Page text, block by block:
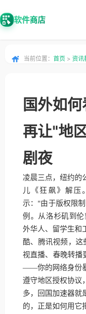
软件商店
当前位置： 首页 > 资讯
国外如
再让"地
剧夜
凌晨三点，纽约的
儿《狂飙》解压
示："由于版权限
例。从洛杉矶到
外华人、留学生和
酷、腾讯视频，这
视直播、春晚转播
——你的网络身份
遵守地区授权协议
多，回国加速器就
的，正是如何用它